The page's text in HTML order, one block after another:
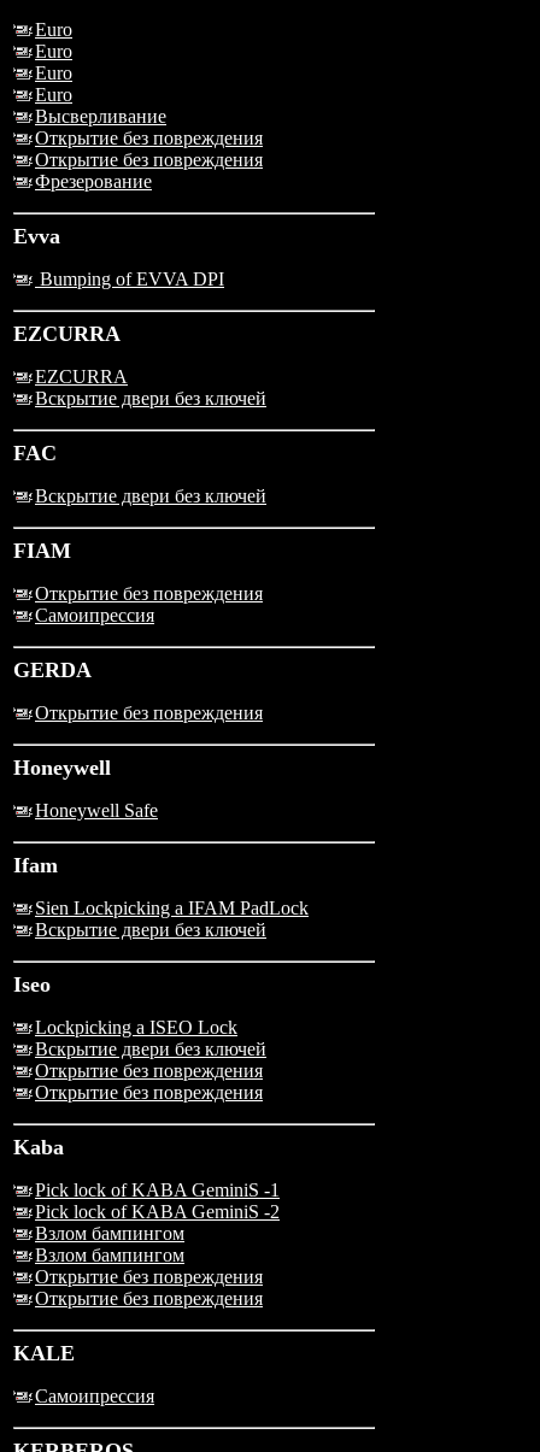
Euro
Euro
Euro
Euro
Высверливание
Открытие без повреждения
Открытие без повреждения
Фрезерование
Evva
Bumping of EVVA DPI
EZCURRA
EZCURRA
Вскрытие двери без ключей
FAC
Вскрытие двери без ключей
FIAM
Открытие без повреждения
Самоипрессия
GERDA
Открытие без повреждения
Honeywell
Honeywell Safe
Ifam
Sien Lockpicking a IFAM PadLock
Вскрытие двери без ключей
Iseo
Lockpicking a ISEO Lock
Вскрытие двери без ключей
Открытие без повреждения
Открытие без повреждения
Kaba
Pick lock of KABA GeminiS -1
Pick lock of KABA GeminiS -2
Взлом бампингом
Взлом бампингом
Открытие без повреждения
Открытие без повреждения
KALE
Самоипрессия